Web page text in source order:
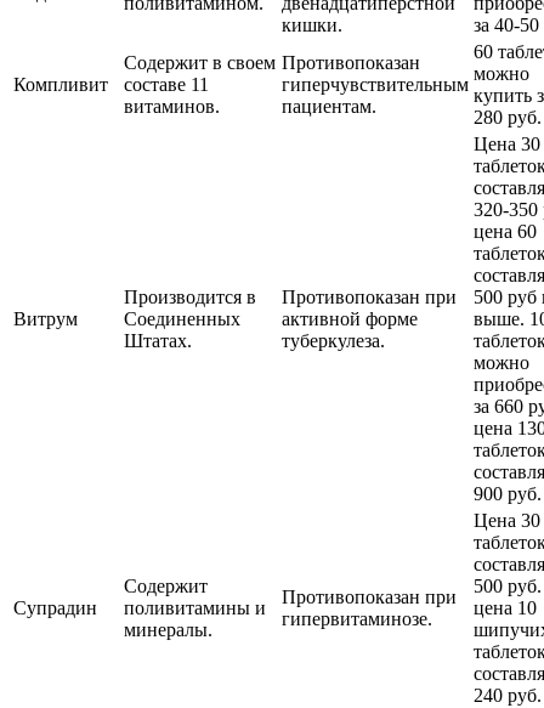
кишки.
за 40-
Компливит
Содержит в своем
составе 11
витаминов.
Противопоказан
гиперчувствительным
пациентам.
60
можно
купить
280 руб.
Витрум
Производится в
Соединенных
Штатах.
Противопоказан при
активной форме
туберкулеза.
Цена 30
320-350
цена 60
500 руб
выше.
можно
за 660
цена
900 руб.
Супрадин
Содержит
поливитамины и
минералы.
Противопоказан при
гипервитаминозе.
Цена 30
500 руб.
цена 10
240 руб.